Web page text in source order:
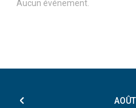
Aucun événement.
AOÛT